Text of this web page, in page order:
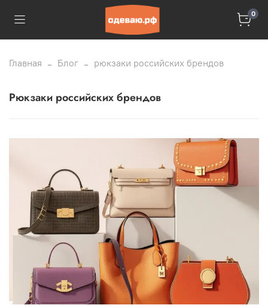
0
Главная Блог рюкзаки российских брендов
рюкзаки российских брендов